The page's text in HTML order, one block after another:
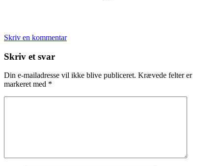
Skriv en kommentar
Skriv et svar
Din e-mailadresse vil ikke blive publiceret. Krævede felter er
markeret med *